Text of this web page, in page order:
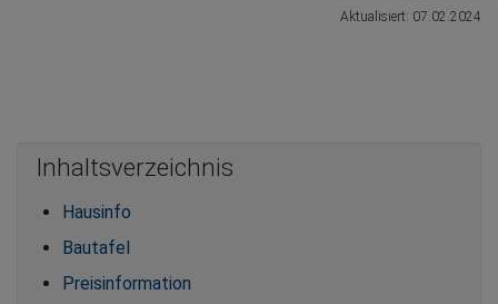
Aktualisiert: 07.02.2024
Inhaltsverzeichnis
Hausinfo
Bautafel
Preisinformation